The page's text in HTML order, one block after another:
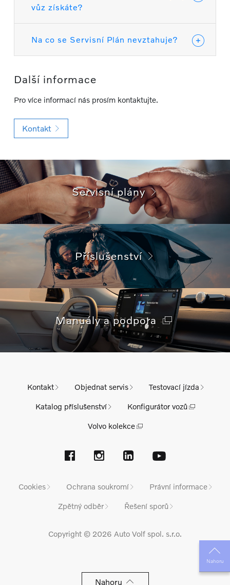
vůz získáte?
Na co se Servisní Plán nevztahuje?
Další informace
Pro více informací nás prosím kontaktujte.
Kontakt
Servisní plány
Příslušenství
Manuály a podpora
Nahoru
Kontakt Objednat servis Testovací jízda
Katalog příslušenství Konfigurátor vozů
Volvo kolekce
Cookies Ochrana soukromí Právní informace
Zpětný odběr Řešení sporů
Copyright © 2026 Auto Volf spol. s.r.o.
Nahoru